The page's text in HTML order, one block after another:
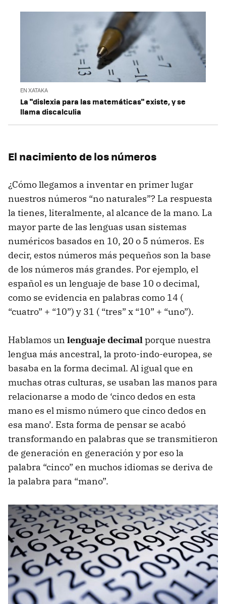
EN XATAKA
La "dislexia para las matemáticas" existe, y se
llama discalculia
El nacimiento de los números
¿Cómo llegamos a inventar en primer lugar
nuestros números “no naturales”? La respuesta
la tienes, literalmente, al alcance de la mano. La
mayor parte de las lenguas usan sistemas
numéricos basados en 10, 20 o 5 números. Es
decir, estos números más pequeños son la base
de los números más grandes. Por ejemplo, el
español es un lenguaje de base 10 o decimal,
como se evidencia en palabras como 14 (
“cuatro” + “10”) y 31 ( “tres” x “10” + “uno”).
Hablamos un lenguaje decimalporque nuestra
lengua más ancestral, la proto-indo-europea, se
basaba en la forma decimal. Al igual que en
muchas otras culturas, se usaban las manos para
relacionarse a modo de ‘cinco dedos en esta
mano es el mismo número que cinco dedos en
esa mano’. Esta forma de pensar se acabó
transformando en palabras que se transmitieron
de generación en generación y por eso la
palabra “cinco” en muchos idiomas se deriva de
la palabra para “mano”.